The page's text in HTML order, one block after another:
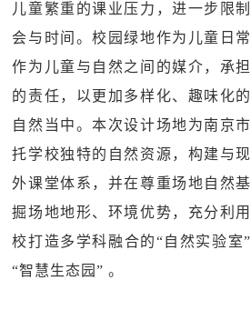
儿童繁重的课业压力，进一步限
会与时间。校园绿地作为儿童日
作为儿童与自然之间的媒介，承
的责任，以更加多样化、趣味化
自然当中。本次设计场地为南京
托学校独特的自然资源，构建与
外课堂体系，并在尊重场地自然
掘场地地形、环境优势，充分利
校打造多学科融合的“自然实验室
“智慧生态园” 。